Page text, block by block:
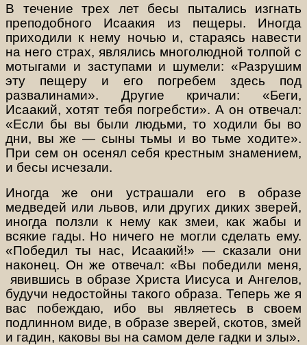
В течение трех лет бесы пытались изгнать
преподобного Исаакия из пещеры. Иногда
приходили к нему ночью и, стараясь навести
на него страх, являлись многолюдной толпой с
мотыгами и заступами и шумели: «Разрушим
эту пещеру и его погребем здесь под
развалинами». Другие кричали: «Беги,
Исаакий, хотят тебя погребсти». А он отвечал:
«Если бы вы были людьми, то ходили бы во
дни, вы же — сыны тьмы и во тьме ходите».
При сем он осенял себя крестным знамением,
и бесы исчезали.
Иногда же они устрашали его в образе
медведей или львов, или других диких зверей,
иногда ползли к нему как змеи, как жабы и
всякие гады. Но ничего не могли сделать ему.
«Победил ты нас, Исаакий!» — сказали они
наконец. Он же отвечал: «Вы победили меня,
явившись в образе Христа Иисуса и Ангелов,
будучи недостойны такого образа. Теперь же я
вас побеждаю, ибо вы являетесь в своем
подлинном виде, в образе зверей, скотов, змей
и гадин, каковы вы на самом деле гадки и злы».